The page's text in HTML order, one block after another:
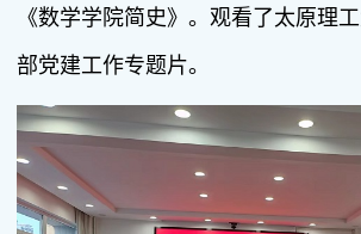
《数学学院简史》。观看了太原理
部党建工作专题片。